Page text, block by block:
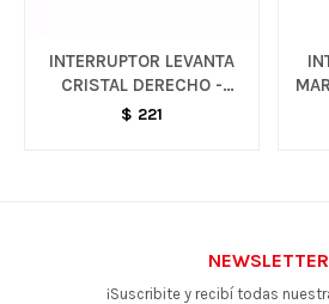
INTERRUPTOR LEVANTA
CRISTAL DERECHO -
CELTA / MERIVA
$ 221
NEWSLETTER
¡Suscribite y recibí todas